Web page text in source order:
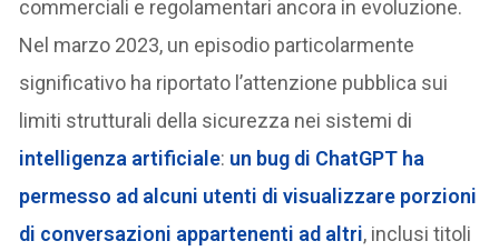
commerciali e regolamentari ancora in evoluzione.
Nel marzo 2023, un episodio particolarmente
significativo ha riportato l’attenzione pubblica sui
limiti strutturali della sicurezza nei sistemi di
intelligenza artificiale: un bug di ChatGPT ha
permesso ad alcuni utenti di visualizzare porzioni
di conversazioni appartenenti ad altri, inclusi titoli